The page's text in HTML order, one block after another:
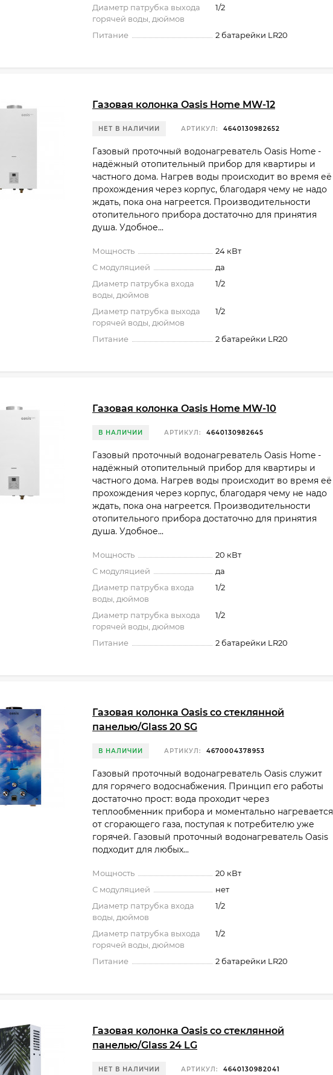
Диаметр патрубка выхода
горячей воды, дюймов
1/2
Питание 2 батарейки LR20
Газовая колонка Oasis Home MW-12
НЕТ В НАЛИЧИИ АРТИКУЛ: 4640130982652
Газовый проточный водонагреватель Oasis Home -
надёжный отопительный прибор для квартиры и
частного дома. Нагрев воды происходит во время её
прохождения через корпус, благодаря чему не надо
ждать, пока она нагреется. Производительности
отопительного прибора достаточно для принятия
душа. Удобное...
Мощность
24 кВт
С модуляцией
да
Диаметр патрубка входа
воды, дюймов
1/2
Диаметр патрубка выхода
горячей воды, дюймов
1/2
Питание 2 батарейки LR20
Газовая колонка Oasis Home MW-10
В НАЛИЧИИ АРТИКУЛ: 4640130982645
Газовый проточный водонагреватель Oasis Home -
надёжный отопительный прибор для квартиры и
частного дома. Нагрев воды происходит во время её
прохождения через корпус, благодаря чему не надо
ждать, пока она нагреется. Производительности
отопительного прибора достаточно для принятия
душа. Удобное...
Мощность
20 кВт
С модуляцией
да
Диаметр патрубка входа
воды, дюймов
1/2
Диаметр патрубка выхода
горячей воды, дюймов
1/2
Питание 2 батарейки LR20
Газовая колонка Oasis со стеклянной
панелью/Glass 20 SG
В НАЛИЧИИ АРТИКУЛ: 4670004378953
Газовый проточный водонагреватель Oasis служит
для горячего водоснабжения. Принцип его работы
достаточно прост: вода проходит через
теплообменник прибора и моментально нагревается
от сгорающего газа, поступая к потребителю уже
горячей. Газовый проточный водонагреватель Oasis
подходит для любых...
Мощность
20 кВт
С модуляцией
нет
Диаметр патрубка входа
воды, дюймов
1/2
Диаметр патрубка выхода
горячей воды, дюймов
1/2
Питание 2 батарейки LR20
Газовая колонка Oasis со стеклянной
панелью/Glass 24 LG
НЕТ В НАЛИЧИИ АРТИКУЛ: 4640130982041